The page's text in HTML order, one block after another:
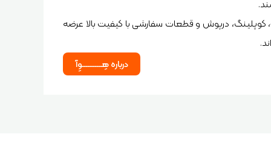
کوپلینگ، درپوش و قطعات سفارشی با کیفیت بالا عرضه
درباره هِـــــــــــوِآ